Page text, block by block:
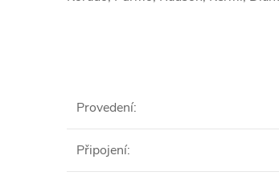
Provedení:
Připojení: